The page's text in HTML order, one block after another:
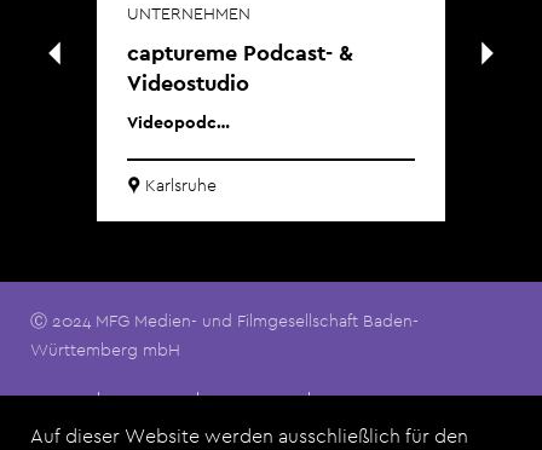
UNTERNEHMEN
captureme Podcast- &
Videostudio
Videopodc…
Karlsruhe
Ⓒ 2024 MFG Medien- und Filmgesellschaft Baden-
Württemberg mbH
Footermenu
FAQ
Auf dieser Website werden ausschließlich für den